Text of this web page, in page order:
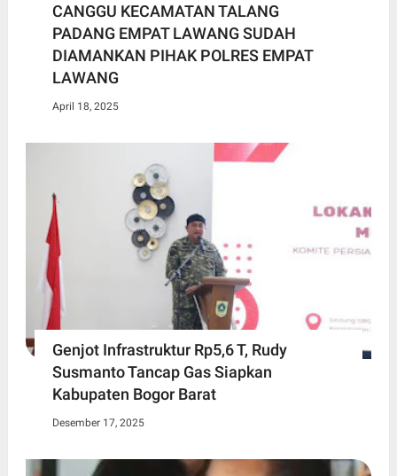
CANGGU KECAMATAN TALANG
PADANG EMPAT LAWANG SUDAH
DIAMANKAN PIHAK POLRES EMPAT
LAWANG
April 18, 2025
Genjot Infrastruktur Rp5,6 T, Rudy
Susmanto Tancap Gas Siapkan
Kabupaten Bogor Barat
Desember 17, 2025